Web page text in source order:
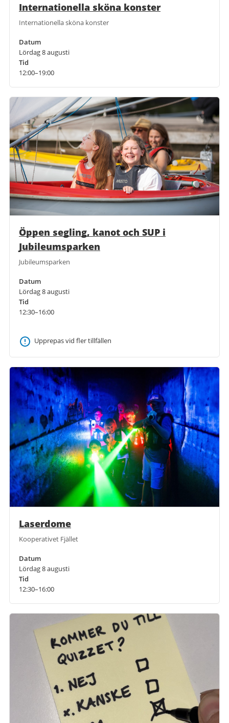
Internationella sköna konster
Internationella sköna konster
Datum
Lördag 8 augusti
Tid
12:00–19:00
Öppen segling, kanot och SUP i
Jubileumsparken
Jubileumsparken
Datum
Lördag 8 augusti
Tid
12:30–16:00
Upprepas vid fler tillfällen
Laserdome
Kooperativet Fjället
Datum
Lördag 8 augusti
Tid
12:30–16:00